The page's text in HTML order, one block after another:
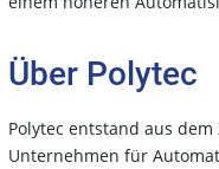
Über Polytec
Polytec entstand aus
Unternehmen für